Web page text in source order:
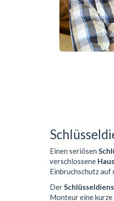
Einen seriösen
verschlossene
Einbruchschutz auf
Der
Monteur eine